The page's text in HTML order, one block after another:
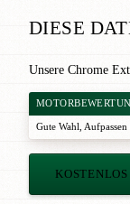
DIESE
Unsere Chrome
Gute Wahl Aufpassen